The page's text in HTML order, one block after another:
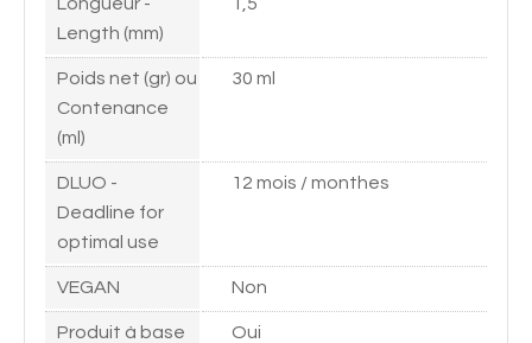
Length (mm)
Poids net (gr) ou
Contenance
(ml)
30 ml
DLUO -
Deadline for
optimal use
12 mois / monthes
VEGAN Non
Produit à base
Oui